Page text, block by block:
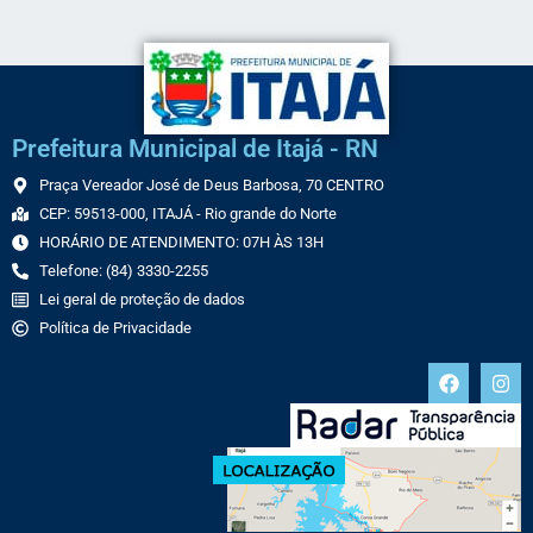
Prefeitura Municipal de Itajá - RN
Praça Vereador José de Deus Barbosa, 70 CENTRO
CEP: 59513-000, ITAJÁ - Rio grande do Norte
HORÁRIO DE ATENDIMENTO: 07H ÀS 13H
Telefone: (84) 3330-2255
Lei geral de proteção de dados
Política de Privacidade